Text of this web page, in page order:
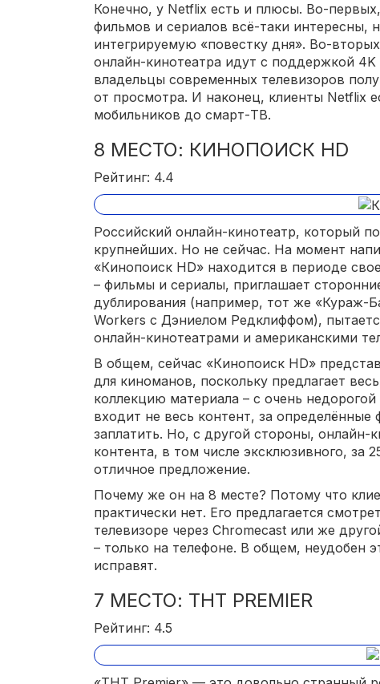
Конечно, у Netflix есть и плюсы. Во-
фильмов и сериалов всё-таки интересны,
интегрируемую «повестку дня». Во-
онлайн-кинотеатра идут с поддержкой 4K
владельцы современных телевизоров
от просмотра. И наконец, клиенты Netflix
мобильников до смарт-ТВ.
8 МЕСТО: КИНОПОИСК HD
Рейтинг: 4.4
Российский онлайн-кинотеатр, который
крупнейших. Но не сейчас. На момент
«Кинопоиск HD» находится в периоде
– фильмы и сериалы, приглашает
дублирования (например, тот же «Кураж-
Workers с Дэниелом Редклиффом),
онлайн-кинотеатрами и американскими
В общем, сейчас «Кинопоиск HD»
для киноманов, поскольку предлагает
коллекцию материала – с очень
входит не весь контент, за определённые
заплатить. Но, с другой стороны, онлайн-
контента, в том числе эксклюзивного, за
отличное предложение.
Почему же он на 8 месте? Потому что
практически нет. Его предлагается
телевизоре через Chromecast или же
– только на телефоне. В общем, неудобен
исправят.
7 МЕСТО: ТНТ PREMIER
Рейтинг: 4.5